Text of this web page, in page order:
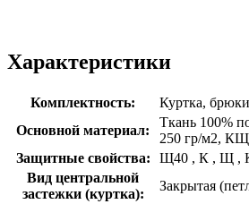
Характеристики
Комплектность:
Куртка, брюки
Основной материал:
Ткань 100%
250 гр/м2,
Защитные свойства:
Щ40 , К , Щ ,
Вид центральной
застежки (куртка):
Закрытая